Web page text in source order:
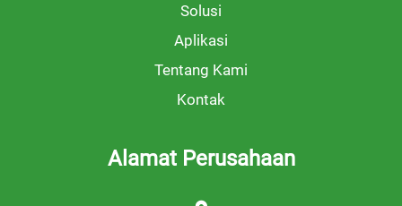
Solusi
Aplikasi
Tentang Kami
Kontak
Alamat Perusahaan